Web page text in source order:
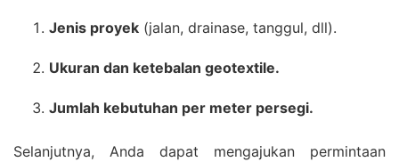
Jenis proyek (jalan, drainase, tanggul, dll).
Ukuran dan ketebalan geotextile.
Jumlah kebutuhan per meter persegi.
Selanjutnya, Anda dapat mengajukan permintaan